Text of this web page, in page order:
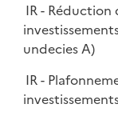
IR -
undecies A)
IR -